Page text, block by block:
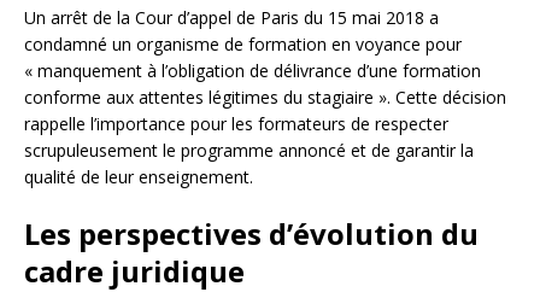
Un arrêt de la Cour d’appel de Paris du 15 mai 2018 a
condamné un organisme de formation en voyance pour
« manquement à l’obligation de délivrance d’une formation
conforme aux attentes légitimes du stagiaire ». Cette décision
rappelle l’importance pour les formateurs de respecter
scrupuleusement le programme annoncé et de garantir la
qualité de leur enseignement.
Les perspectives d’évolution du
cadre juridique